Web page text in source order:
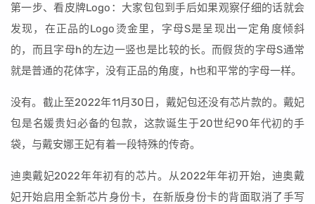
第一步、看皮牌Logo：大家包包到手后如果观察仔细的话就会
发现，在正品的Logo烫金里，字母S是呈现出一定角度倾斜
的，而且字母h的左边一竖也是比较的长。而假货的字母S通常
就是普通的花体字，没有正品的角度，h也和平常的字母一样。
没有。截止至2022年11月30日，戴妃包还没有芯片款的。戴妃
包是名媛贵妇必备的包款，这款诞生于20世纪90年代初的手
袋，与戴安娜王妃有着一段特殊的传奇。
迪奥戴妃2022年年初有的芯片。从2022年年初开始，迪奥戴
妃开始启用全新芯片身份卡，在新版身份卡的背面取消了手写